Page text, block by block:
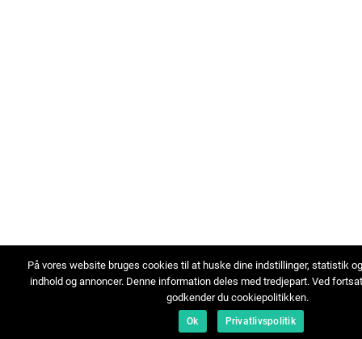
På vores website bruges cookies til at huske dine indstillinger, statistik
indhold og annoncer. Denne information deles med tredjepart. Ved
godkender du cookiepolitikken.
Ok Privatlivspolitik